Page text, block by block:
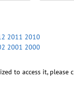
2011 2010
2001 2000
to access it, please